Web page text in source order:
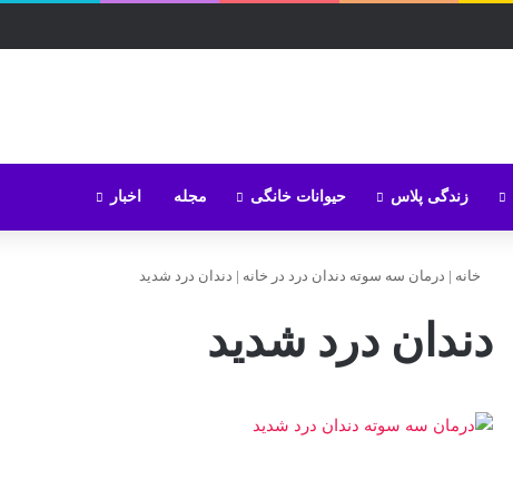
زندگی پلاس حیوانات خانگی مجله اخبار
خانه | درمان سه سوته دندان درد در خانه | دندان درد شدید
دندان درد شدید